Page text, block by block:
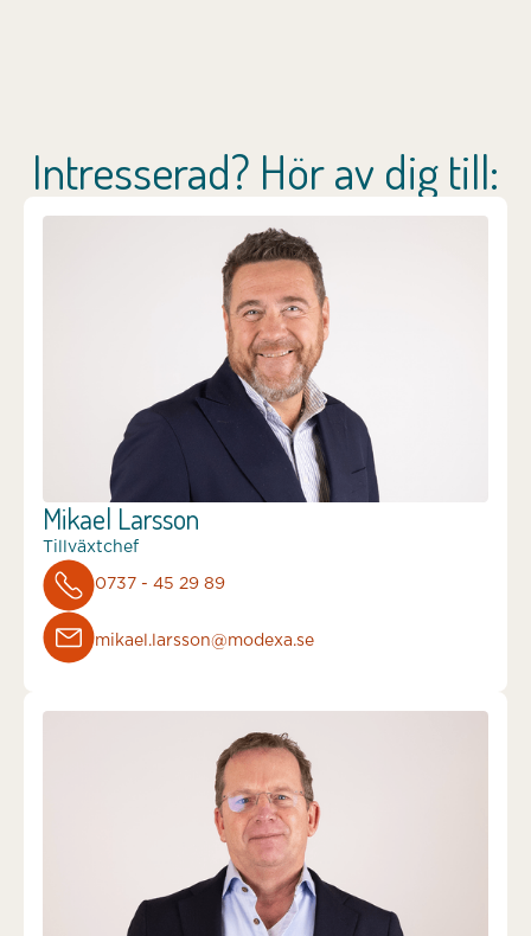
Intresserad? Hör av dig till:
Mikael Larsson
Tillväxtchef
0737 - 45 29 89
mikael.larsson@modexa.se